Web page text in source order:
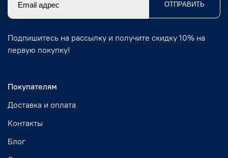
Покупателям
Доставка и оплата
Контакты
Блог
ОТПРАВИТЬ
Подпишитесь на рассылку и получите скидку 10% на
первую покупку!